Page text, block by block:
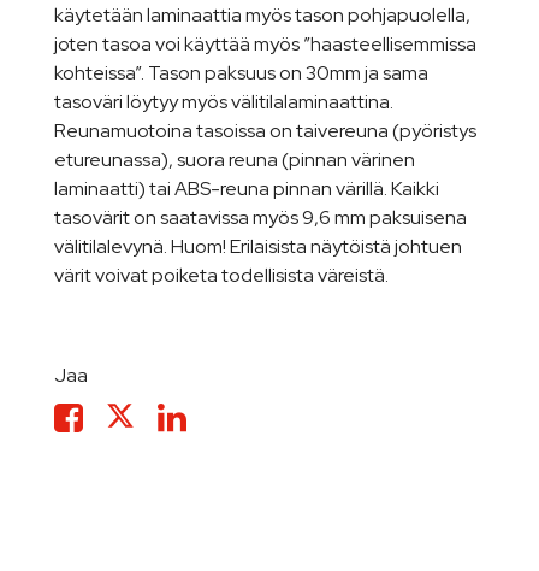
käytetään laminaattia myös tason pohjapuolella,
joten tasoa voi käyttää myös ”haasteellisemmissa
kohteissa”. Tason paksuus on 30mm ja sama
tasoväri löytyy myös välitilalaminaattina.
Reunamuotoina tasoissa on taivereuna (pyöristys
etureunassa), suora reuna (pinnan värinen
laminaatti) tai ABS-reuna pinnan värillä. Kaikki
tasovärit on saatavissa myös 9,6 mm paksuisena
välitilalevynä. Huom! Erilaisista näytöistä johtuen
värit voivat poiketa todellisista väreistä.
Jaa